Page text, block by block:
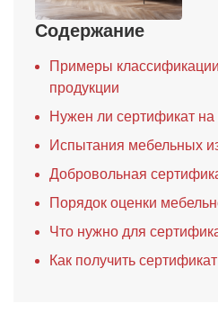
Содержание
Примеры
продукции
Нужен ли сертификат
Испытания мебельных
Добровольная
Порядок оценки
Что нужно для
Как получить